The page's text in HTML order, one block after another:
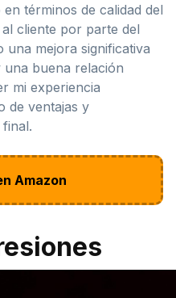
términos de calidad del
cliente por parte del
una mejora significativa
una buena relación
mi experiencia
de ventajas y
Amazon